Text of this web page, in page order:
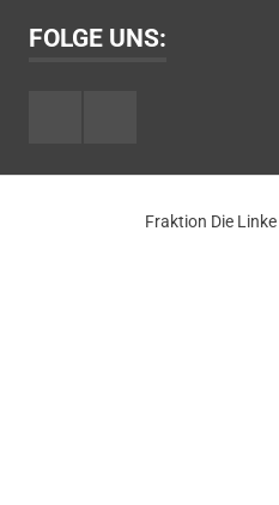
FOLGE UNS:
Fraktion Die